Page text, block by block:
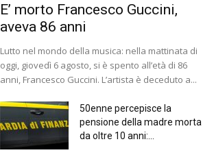
E’ morto Francesco Guccini,
aveva 86 anni
Lutto nel mondo della musica: nella mattinata di
oggi, giovedì 6 agosto, si è spento all’età di 86
anni, Francesco Guccini. L’artista è deceduto a...
50enne percepisce la
pensione della madre morta
da oltre 10 anni:...